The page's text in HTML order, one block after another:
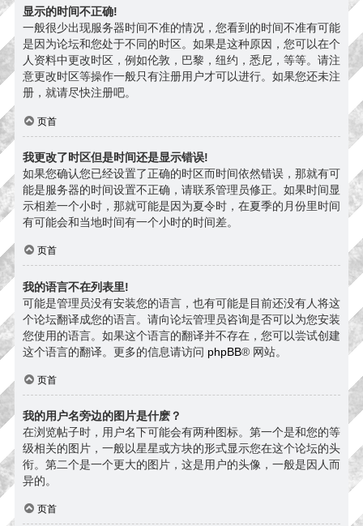
显示的时间不正确!
一般很少出现服务器时间不准的情况，您看到的时间不准有可能
是因为论坛和您处于不同的时区。如果是这种原因，您可以在个
人资料中更改时区，例如伦敦，巴黎，纽约，悉尼，等等。请注
意更改时区等操作一般只有注册用户才可以进行。如果您还未注
册，就请尽快注册吧。
页首
我更改了时区但是时间还是显示错误!
如果您确认您已经设置了正确的时区而时间依然错误，那就有可
能是服务器的时间设置不正确，请联系管理员修正。如果时间显
示相差一个小时，那就可能是因为夏令时，在夏季的月份里时间
有可能会和当地时间有一个小时的时间差。
页首
我的语言不在列表里!
可能是管理员没有安装您的语言，也有可能是目前还没有人将这
个论坛翻译成您的语言。请向论坛管理员咨询是否可以为您安装
您使用的语言。如果这个语言的翻译并不存在，您可以尝试创建
这个语言的翻译。更多的信息请访问 phpBB® 网站。
页首
我的用户名旁边的图片是什麽？
在浏览帖子时，用户名下可能会有两种图标。第一个是和您的等
级相关的图片，一般以星星或方块的形式显示您在这个论坛的头
衔。第二个是一个更大的图片，这是用户的头像，一般是因人而
异的。
页首